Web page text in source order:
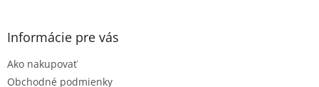
Informácie pre vás
Ako nakupovať
Obchodné podmienky